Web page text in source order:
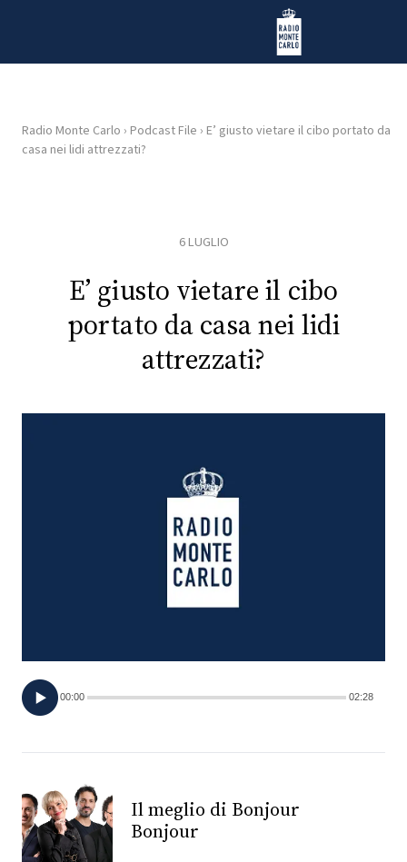
Radio Monte Carlo
HOME
RADIO
PLAYLIST
TV
PRINCIPATO
MONACO
RMC
CONSIGLIA
Radio Monte Carlo › Podcast File › E’ giusto vietare il cibo portato da
casa nei lidi attrezzati?
6 LUGLIO
E’ giusto vietare il cibo
portato da casa nei lidi
attrezzati?
00:00 02:28
Il meglio di Bonjour
Bonjour